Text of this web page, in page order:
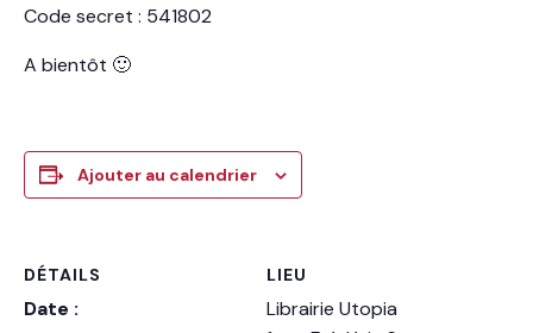
Code secret : 541802
A bientôt 🙂
Ajouter au calendrier
DÉTAILS
Date :
LIEU
Librairie Utopia